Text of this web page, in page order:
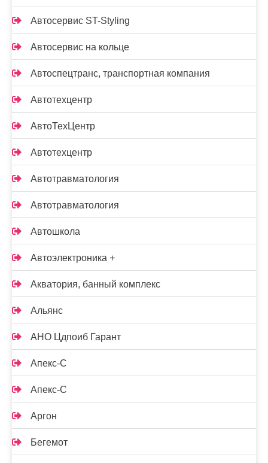
Автосервис ST-Styling
Автосервис на кольце
Автоспецтранс, транспортная компания
Автотехцентр
АвтоТехЦентр
Автотехцентр
Автотравматология
Автотравматология
Автошкола
Автоэлектроника +
Акватория, банный комплекс
Альянс
АНО Цдпоиб Гарант
Апекс-С
Апекс-С
Аргон
Бегемот